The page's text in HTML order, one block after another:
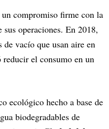
compromiso firme con la
sus operaciones. En 2018,
vacío que usan aire en
el consumo en un
ecológico hecho a base de
biodegradables de